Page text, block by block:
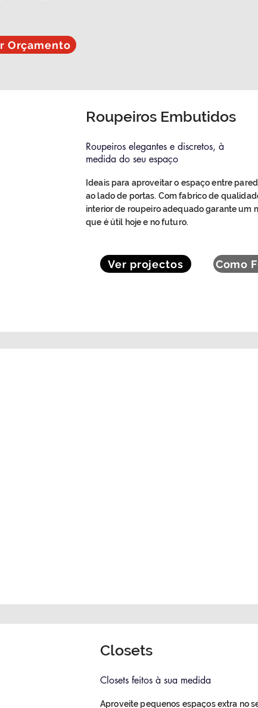
Orçamento
Roupeiros Embutidos
Roupeiros elegantes e discretos, à
medida do seu espaço
Ideais para aproveitar o espaço entre
ao lado de portas. Com fabrico de
interior de roupeiro adequado garante um
que é útil hoje e no futuro.
Ver projectos Como
Closets
Closets feitos à sua medida
Aproveite pequenos espaços extra no